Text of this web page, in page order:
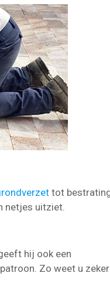
tot
netjes uitziet.
hij ook een
Zo weet u zeker